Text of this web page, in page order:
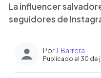
La influencer
seguidores de
Por J. Barrera
Publicado el 30 de